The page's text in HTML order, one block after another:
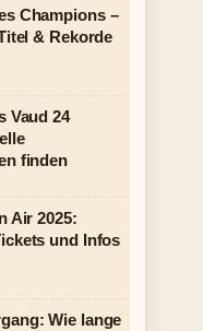
Champions –
& Rekorde
Vaud 24
finden
Air 2025:
und Infos
Wie lange